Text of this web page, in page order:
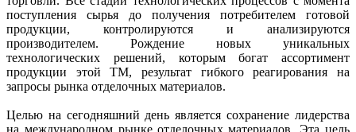
поступления сырья до получения потребителем готовой
продукции, контролируются и анализируются
производителем. Рождение новых уникальных
технологических решений, которым богат ассортимент
продукции этой ТМ, результат гибкого реагирования на
запросы рынка отделочных материалов.
Целью на сегодняшний день является сохранение лидерства
на международном рынке отделочных материалов. Эта цель